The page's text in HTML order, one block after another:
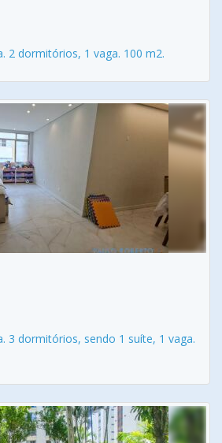
2 dormitórios, 1 vaga. 100 m2.
3 dormitórios, sendo 1 suíte, 1 vaga.